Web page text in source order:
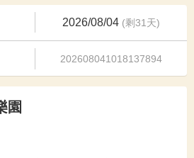
2026/08/04 (剩31天)
202608041018137894
園